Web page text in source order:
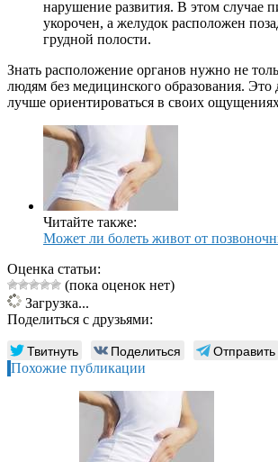
нарушение развития. В этом случае
укорочен, а желудок расположен
грудной полости.
Знать расположение органов нужно не
людям без медицинского образования. Это
лучше ориентироваться в своих
Читайте также:
Может ли болеть живот от
Оценка статьи:
(пока оценок нет)
Загрузка...
Поделиться с друзьями:
Твитнуть Поделиться Отправить
Похожие публикации